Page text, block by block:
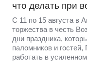
что делать при
С 11 по 15 августа в
торжества в честь
дни праздника,
паломников и
работать в